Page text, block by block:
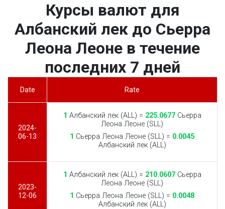
Курсы валют для
Албанский лек до Сьерра
Леона Леоне в течение
последних 7 дней
Date Rate
2024-
06-13
1 Албанский лек (ALL) = 225.0677Сьерра
Леона Леоне (SLL)
1 Сьерра Леона Леоне (SLL) = 0.0045
Албанский лек (ALL)
2023-
12-06
1 Албанский лек (ALL) = 210.0607Сьерра
Леона Леоне (SLL)
1 Сьерра Леона Леоне (SLL) = 0.0048
Албанский лек (ALL)